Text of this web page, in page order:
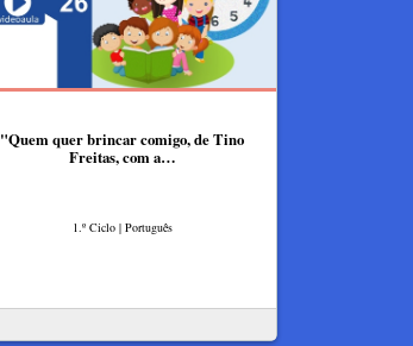
"Quem quer brincar comigo, de Tino
Freitas, com a…
1.º Ciclo | Português